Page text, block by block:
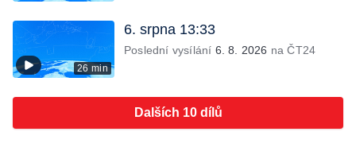
26 min
6. srpna 13:33
Poslední vysílání 6. 8. 2026 na ČT24
Dalších 10 dílů